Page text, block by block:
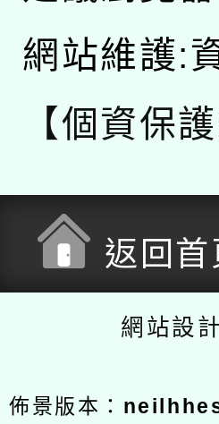
網站維護:
【個資保
返回首
網站設
佈景版本：